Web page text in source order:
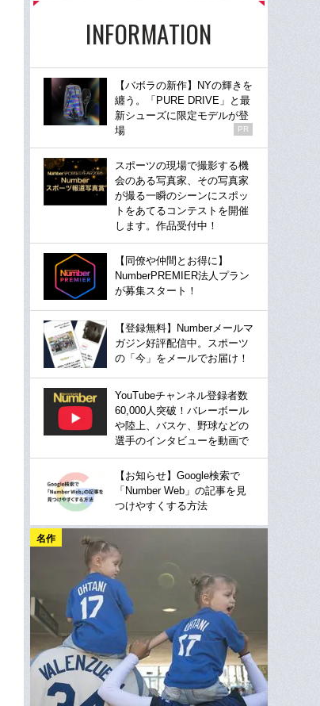
INFORMATION
【バボラの新作】NYの輝きを
纏う。「PURE DRIVE」と最
新シューズに限定モデルが登
場
PR
スポーツの現場で撮影する機
会のある写真家、その写真家
が撮る一瞬のシーンにスポッ
トをあてるコンテストを開催
します。作品受付中！
【同僚や仲間とお得に】
NumberPREMIER法人プラン
が募集スタート！
【登録無料】Numberメールマ
ガジン好評配信中。スポーツ
の「今」をメールでお届け！
YouTubeチャンネル登録者数
60,000人突破！バレーボール
や陸上、バスケ、野球などの
選手のインタビューを動画で
【お知らせ】Google検索で
「Number Web」の記事を見
つけやすくする方法
名作